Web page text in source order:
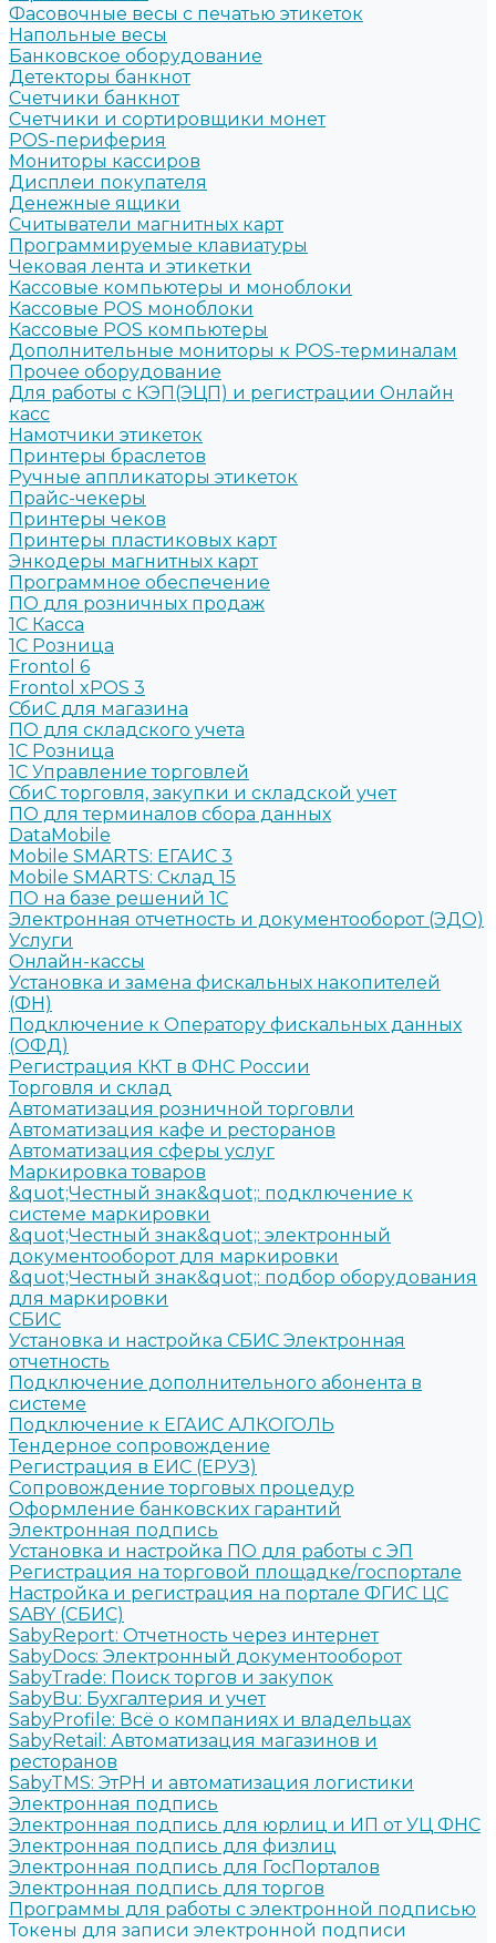
Фасовочные весы с печатью этикеток
Напольные весы
Банковское оборудование
Детекторы банкнот
Счетчики банкнот
Счетчики и сортировщики монет
POS-периферия
Мониторы кассиров
Дисплеи покупателя
Денежные ящики
Считыватели магнитных карт
Программируемые клавиатуры
Чековая лента и этикетки
Кассовые компьютеры и моноблоки
Кассовые POS моноблоки
Кассовые POS компьютеры
Дополнительные мониторы к POS-терминалам
Прочее оборудование
Для работы с КЭП(ЭЦП) и регистрации Онлайн
касс
Намотчики этикеток
Принтеры браслетов
Ручные аппликаторы этикеток
Прайс-чекеры
Принтеры чеков
Принтеры пластиковых карт
Энкодеры магнитных карт
Программное обеспечение
ПО для розничных продаж
1C Касса
1С Розница
Frontol 6
Frontol xPOS 3
СбиС для магазина
ПО для складского учета
1C Розница
1С Управление торговлей
СбиС торговля, закупки и складской учет
ПО для терминалов сбора данных
DataMobile
Mobile SMARTS: ЕГАИС 3
Mobile SMARTS: Склад 15
ПО на базе решений 1С
Электронная отчетность и документооборот (ЭДО)
Услуги
Онлайн-кассы
Установка и замена фискальных накопителей
(ФН)
Подключение к Оператору фискальных данных
(ОФД)
Регистрация ККТ в ФНС России
Торговля и склад
Автоматизация розничной торговли
Автоматизация кафе и ресторанов
Автоматизация сферы услуг
Маркировка товаров
&quot;Честный знак&quot;: подключение к
системе маркировки
&quot;Честный знак&quot;: электронный
документооборот для маркировки
&quot;Честный знак&quot;: подбор оборудования
для маркировки
СБИС
Установка и настройка СБИС Электронная
отчетность
Подключение дополнительного абонента в
системе
Подключение к ЕГАИС АЛКОГОЛЬ
Тендерное сопровождение
Регистрация в ЕИС (ЕРУЗ)
Сопровождение торговых процедур
Оформление банковских гарантий
Электронная подпись
Установка и настройка ПО для работы с ЭП
Регистрация на торговой площадке/госпортале
Настройка и регистрация на портале ФГИС ЦС
SABY (СБИС)
SabyReport: Отчетность через интернет
SabyDocs: Электронный документооборот
SabyTrade: Поиск торгов и закупок
SabyBu: Бухгалтерия и учет
SabyProfile: Всё о компаниях и владельцах
SabyRetail: Автоматизация магазинов и
ресторанов
SabyTMS: ЭтРН и автоматизация логистики
Электронная подпись
Электронная подпись для юрлиц и ИП от УЦ ФНС
Электронная подпись для физлиц
Электронная подпись для ГосПорталов
Электронная подпись для торгов
Программы для работы с электронной подписью
Токены для записи электронной подписи